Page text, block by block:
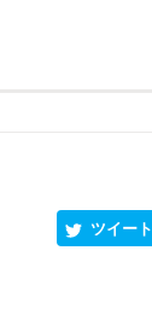
ツイート